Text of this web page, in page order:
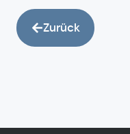
Zurück